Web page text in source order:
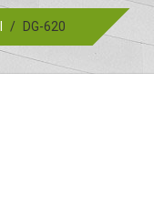
/ DG-620